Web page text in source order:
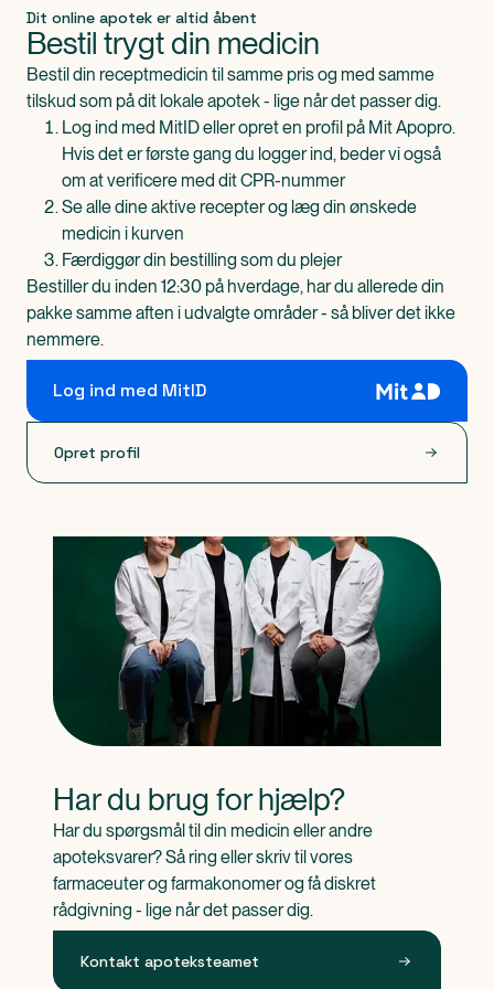
Dit online apotek er altid åbent
Bestil trygt din medicin
Bestil din receptmedicin til samme pris og med samme
tilskud som på dit lokale apotek - lige når det passer dig.
Log ind med MitID eller opret en profil på Mit Apopro.
Hvis det er første gang du logger ind, beder vi også
om at verificere med dit CPR-nummer
Se alle dine aktive recepter og læg din ønskede
medicin i kurven
Færdiggør din bestilling som du plejer
Bestiller du inden 12:30 på hverdage, har du allerede din
pakke samme aften i udvalgte områder - så bliver det ikke
nemmere.
Log ind med MitID
Opret profil
Har du brug for hjælp?
Har du spørgsmål til din medicin eller andre
apoteksvarer? Så ring eller skriv til vores
farmaceuter og farmakonomer og få diskret
rådgivning - lige når det passer dig.
Kontakt apoteksteamet